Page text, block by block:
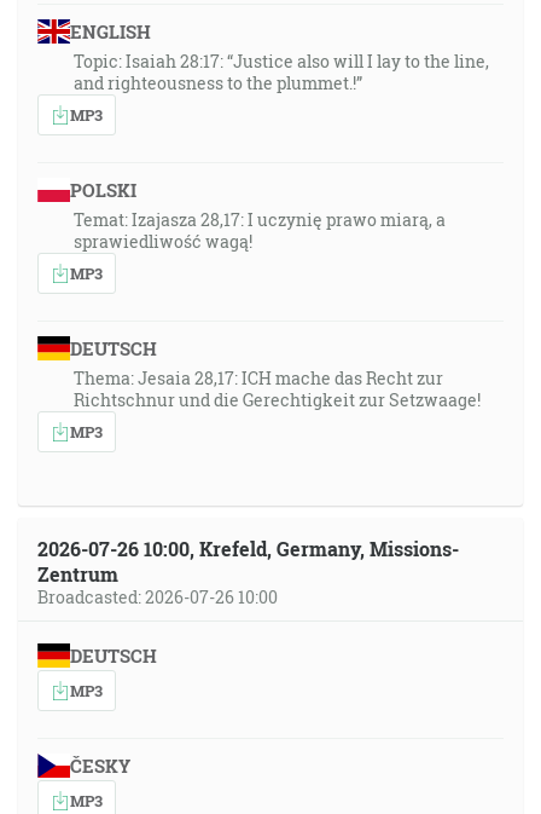
ENGLISH
Topic: Isaiah 28:17: “Justice also will I lay to the line,
and righteousness to the plummet.!”
MP3
POLSKI
Temat: Izajasza 28,17: I uczynię prawo miarą, a
sprawiedliwość wagą!
MP3
DEUTSCH
Thema: Jesaia 28,17: ICH mache das Recht zur
Richtschnur und die Gerechtigkeit zur Setzwaage!
MP3
2026-07-26 10:00, Krefeld, Germany, Missions-
Zentrum
Broadcasted: 2026-07-26 10:00
DEUTSCH
MP3
ČESKY
MP3